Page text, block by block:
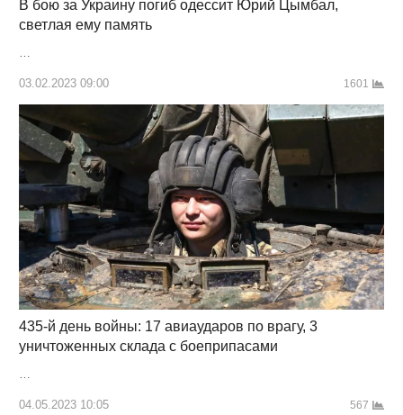
В бою за Украину погиб одессит Юрий Цымбал,
светлая ему память
03.02.2023 09:00 1601
435-й день войны: 17 авиаударов по врагу, 3
уничтоженных склада с боеприпасами
…
04.05.2023 10:05 567